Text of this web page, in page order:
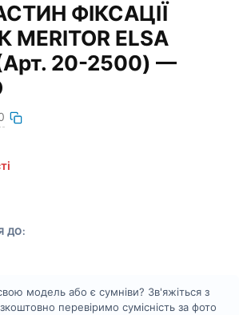
ФІКСАЦІЇ
ELSA
20-2500) —
ДО:
модель або є сумніви? Зв'яжіться з
перевіримо сумісність за фото